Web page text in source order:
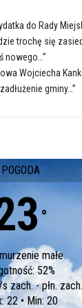
do Rady
trochę się
nowego…”
Wojciecha
gminy…”
POGODA
°
małe
52%
zach. - płn. zach.
22 • Min: 20